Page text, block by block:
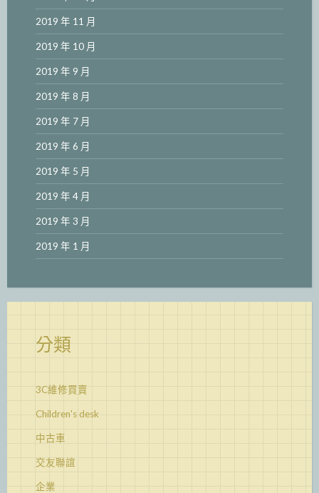
2019 年 11 月
2019 年 10 月
2019 年 9 月
2019 年 8 月
2019 年 7 月
2019 年 6 月
2019 年 5 月
2019 年 4 月
2019 年 3 月
2019 年 1 月
分類
3C維修買賣
Children's desk
中古車
交友聯誼
企業